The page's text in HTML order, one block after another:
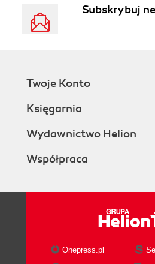
Subskrybuj
Twoje Konto
Księgarnia
Wydawnictwo Helion
Współpraca
Onepress.pl